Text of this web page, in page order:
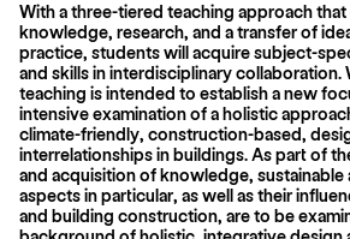
With a three-tiered teaching approach
knowledge, research, and a transfer of
practice, students will acquire subject-
and skills in interdisciplinary collaboration.
teaching is intended to establish a new
intensive examination of a holistic
climate-friendly, construction-based,
interrelationships in buildings. As part of
and acquisition of knowledge, sustainable
aspects in particular, as well as their
and building construction, are to be